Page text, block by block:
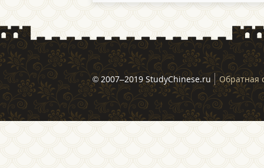
© 2007–2019 StudyChinese.ru Обратная